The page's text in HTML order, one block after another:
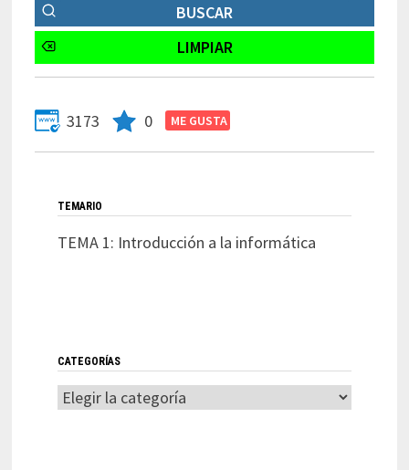
3173 0
TEMARIO
TEMA 1: Introducción a la informática
CATEGORÍAS
Categorías